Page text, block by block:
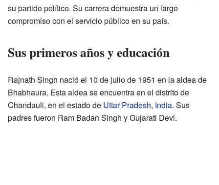
su partido político. Su carrera demuestra un largo
compromiso con el servicio público en su país.
Sus primeros años y educación
Rajnath Singh nació el 10 de julio de 1951 en la aldea de
Bhabhaura. Esta aldea se encuentra en el distrito de
Chandauli, en el estado de Uttar Pradesh, India. Sus
padres fueron Ram Badan Singh y Gujarati Devi.